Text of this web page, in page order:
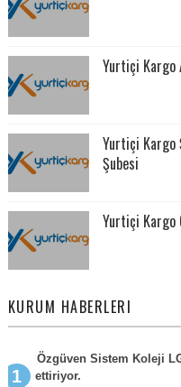
Yurtiçi Kargo
Yurtiçi Kargo
Şubesi
Yurtiçi Kargo
KURUM HABERLERI
Özgüven Sistem Koleji
ettiriyor.